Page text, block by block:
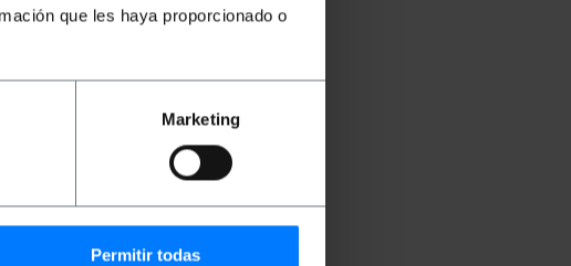
que les haya proporcionado o
Marketing
Permitir todas